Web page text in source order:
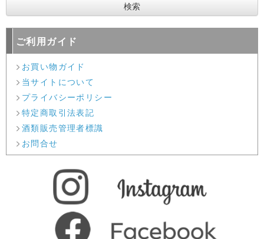
ご利用ガイド
お買い物ガイド
当サイトについて
プライバシーポリシー
特定商取引法表記
酒類販売管理者標識
お問合せ